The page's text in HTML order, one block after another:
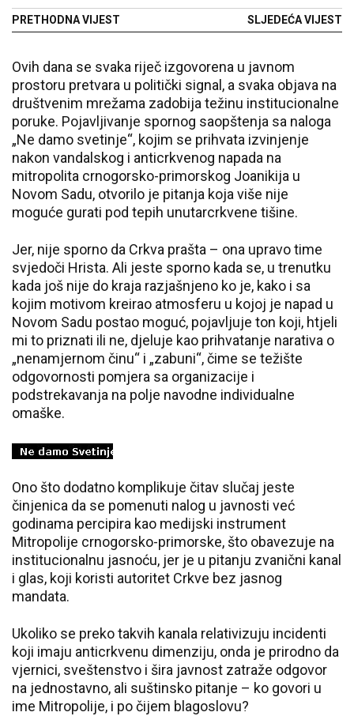
PRETHODNA VIJEST SLJEDEĆA VIJEST
Ovih dana se svaka riječ izgovorena u javnom
prostoru pretvara u politički signal, a svaka objava na
društvenim mrežama zadobija težinu institucionalne
poruke. Pojavljivanje spornog saopštenja sa naloga
„Ne damo svetinje“, kojim se prihvata izvinjenje
nakon vandalskog i anticrkvenog napada na
mitropolita crnogorsko-primorskog Joanikija u
Novom Sadu, otvorilo je pitanja koja više nije
moguće gurati pod tepih unutarcrkvene tišine.
Jer, nije sporno da Crkva prašta – ona upravo time
svjedoči Hrista. Ali jeste sporno kada se, u trenutku
kada još nije do kraja razjašnjeno ko je, kako i sa
kojim motivom kreirao atmosferu u kojoj je napad u
Novom Sadu postao moguć, pojavljuje ton koji, htjeli
mi to priznati ili ne, djeluje kao prihvatanje narativa o
„nenamjernom činu“ i „zabuni“, čime se težište
odgovornosti pomjera sa organizacije i
podstrekavanja na polje navodne individualne
omaške.
Ono što dodatno komplikuje čitav slučaj jeste
činjenica da se pomenuti nalog u javnosti već
godinama percipira kao medijski instrument
Mitropolije crnogorsko-primorske, što obavezuje na
institucionalnu jasnoću, jer je u pitanju zvanični kanal
i glas, koji koristi autoritet Crkve bez jasnog
mandata.
Ukoliko se preko takvih kanala relativizuju incidenti
koji imaju anticrkvenu dimenziju, onda je prirodno da
vjernici, sveštenstvo i šira javnost zatraže odgovor
na jednostavno, ali suštinsko pitanje – ko govori u
ime Mitropolije, i po čijem blagoslovu?